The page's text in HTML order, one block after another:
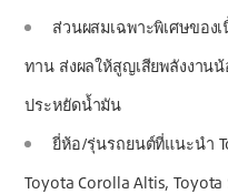
ส่วนผสมเฉพาะพิเศษของเ
ทาน ส่งผลให้สูญเสียพลังงาน
ประหยัดน้ำมัน
ยี่ห้อ/รุ่นรถยนต์ที่แนะนำ
Toyota Corolla Altis,